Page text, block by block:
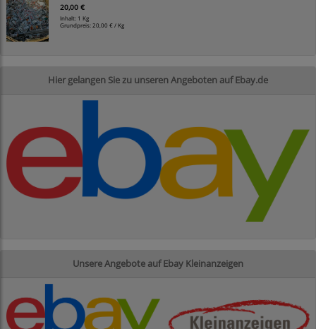
20,00 €
Inhalt: 1 Kg
Grundpreis: 20,00 € / Kg
Hier gelangen Sie zu unseren Angeboten auf Ebay.de
Unsere Angebote auf Ebay Kleinanzeigen